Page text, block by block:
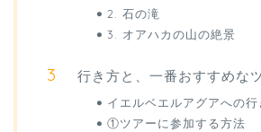
2. 石の滝
3. オアハカの山の絶景
行き方と、一番おすすめな
イエルベエルアグアへの行
①ツアーに参加する方法